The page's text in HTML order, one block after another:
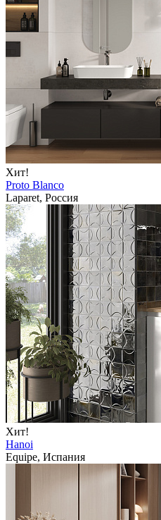
Хит!
Proto Blanco
Laparet, Россия
Хит!
Hanoi
Equipe, Испания